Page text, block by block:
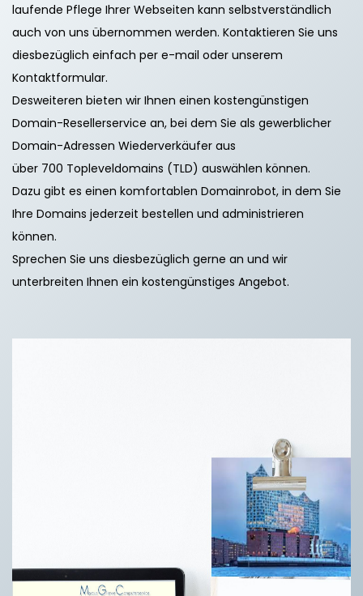
laufende Pflege Ihrer Webseiten kann selbstverständlich
auch von uns übernommen werden. Kontaktieren Sie uns
diesbezüglich einfach per e-mail oder unserem
Kontaktformular.
Desweiteren bieten wir Ihnen einen kostengünstigen
Domain-Resellerservice an, bei dem Sie als gewerblicher
Domain-Adressen Wiederverkäufer aus
über 700 Topleveldomains (TLD) auswählen können.
Dazu gibt es einen komfortablen Domainrobot, in dem Sie
Ihre Domains jederzeit bestellen und administrieren
können.
Sprechen Sie uns diesbezüglich gerne an und wir
unterbreiten Ihnen ein kostengünstiges Angebot.